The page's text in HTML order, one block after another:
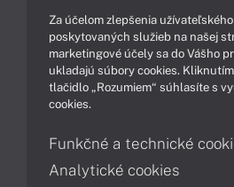
Technológie
Obsah
Možnosti
Podpora a servis
Servisné
Za účelom zlepšenia
poskytovaných služieb na našej
marketingové účely sa do Vášho
ukladajú súbory cookies.
tlačidlo „Rozumiem“ súhlasíte s
cookies.
Funkčné a technické
Analytické cookies